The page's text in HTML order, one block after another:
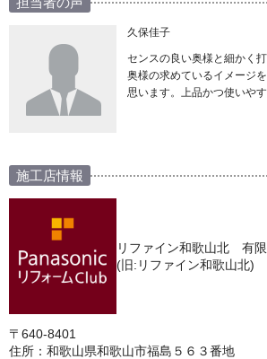
久保佳子
センスの良い奥様と細かく
奥様の求めているイメージ
思います。上品かつ使いや
施工店情報
リファイン和歌山北 有
(旧:リファイン和歌山北)
〒640-8401
住所：和歌山県和歌山市福島５６３番地